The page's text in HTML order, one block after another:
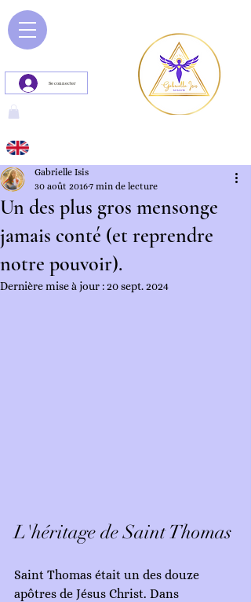
Se connecter
Un des plus gros mensonge
jamais conté (et reprendre
notre pouvoir).
Gabrielle Isis
30 août 20167 min de lecture
Dernière mise à jour : 20 sept. 2024
L'héritage de Saint Thomas
Saint Thomas était un des douze
apôtres de Jésus Christ. Dans